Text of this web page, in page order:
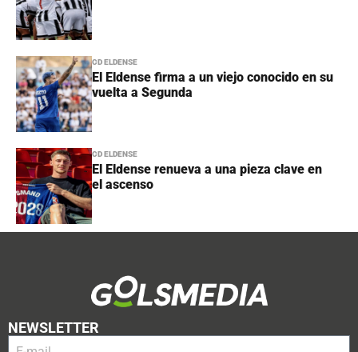
CD ELDENSE
El Eldense firma a un viejo conocido en su
vuelta a Segunda
CD ELDENSE
El Eldense renueva a una pieza clave en
el ascenso
NEWSLETTER